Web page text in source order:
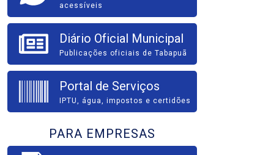
acessíveis
Diário Oficial Municipal
Publicações oficiais de Tabapuã
Portal de Serviços
IPTU, água, impostos e certidões
PARA EMPRESAS